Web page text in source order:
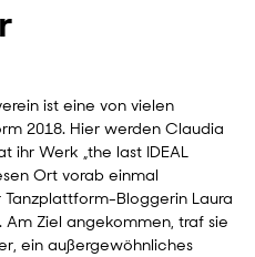
ist eine von vielen
2018. Hier werden Claudia
ihr Werk „the last IDEAL
Ort vorab einmal
Bloggerin Laura
Ziel angekommen, traf sie
ein außergewöhnliches